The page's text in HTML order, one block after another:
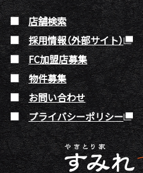
店舗検索
採用情報（外部サイト）
FC加盟店募集
物件募集
お問い合わせ
プライバシーポリシー